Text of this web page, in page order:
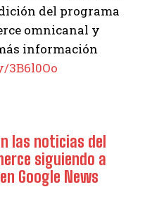
del programa
omnicanal y
información
3B6l0Oo
las noticias del
siguiendo a
Google News